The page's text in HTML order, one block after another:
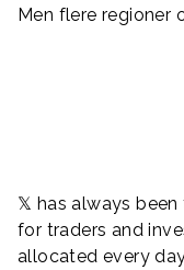
Men flere regioner
𝕏 has always
for traders and
allocated every